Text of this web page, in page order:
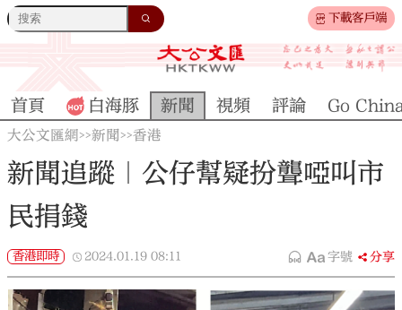
下載客戶端
首頁 白海豚 新聞 視頻 評論 Go
大公文匯網>>新聞>>香港
新聞追蹤｜公仔幫疑扮聾啞叫市
民捐錢
香港即時 2024.01.19 08:11 字號 分享